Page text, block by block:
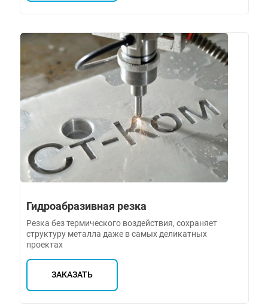
Гидроабразивная резка
Резка без термического воздействия, сохраняет
структуру металла даже в самых деликатных
проектах
ЗАКАЗАТЬ